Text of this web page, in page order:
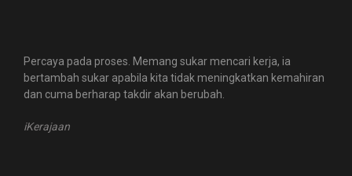
Percaya pada proses. Memang sukar mencari kerja, ia
bertambah sukar apabila kita tidak meningkatkan kemahiran
dan cuma berharap takdir akan berubah.
iKerajaan